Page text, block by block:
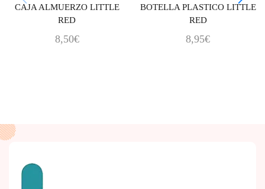
CAJA ALMUERZO LITTLE
RED
8,50€
BOTELLA PLASTICO LITTLE
RED
8,95€